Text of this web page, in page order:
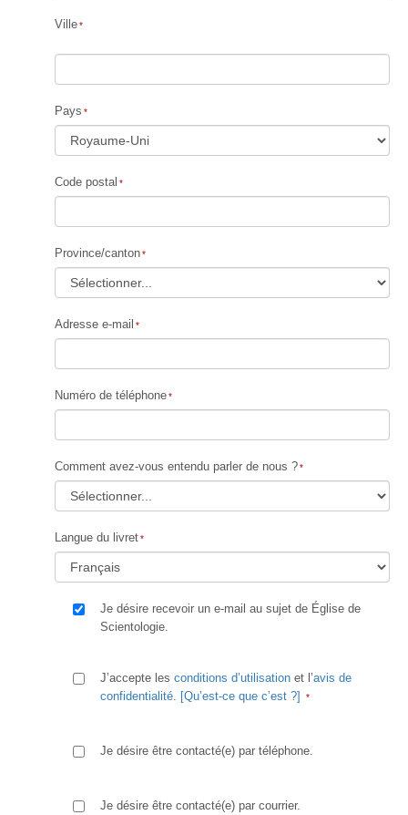
Ville
Pays
Code postal
Province/canton
Adresse e-mail
Numéro de téléphone
Comment avez-vous entendu parler de nous ?
Langue du livret
Je désire recevoir un e-mail au sujet de Église de
Scientologie.
J’accepte les conditions d’utilisation et l’avis de
confidentialité. [Qu’est-ce que c’est ?]
Je désire être contacté(e) par téléphone.
Je désire être contacté(e) par courrier.